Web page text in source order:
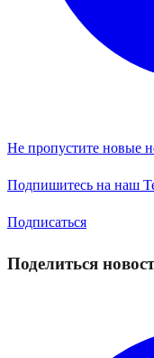
Не пропустите новые
Подпишитесь на наш
Подписаться
Поделиться